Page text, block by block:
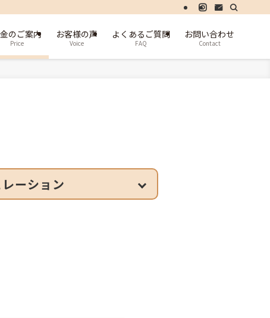
のご案内
Price
お客様の声
Voice
よくあるご質問
FAQ
お問い合わせ
Contact
ーション